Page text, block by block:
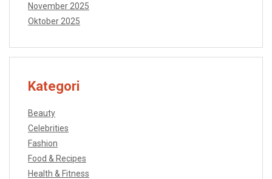
November 2025
Oktober 2025
Kategori
Beauty
Celebrities
Fashion
Food & Recipes
Health & Fitness